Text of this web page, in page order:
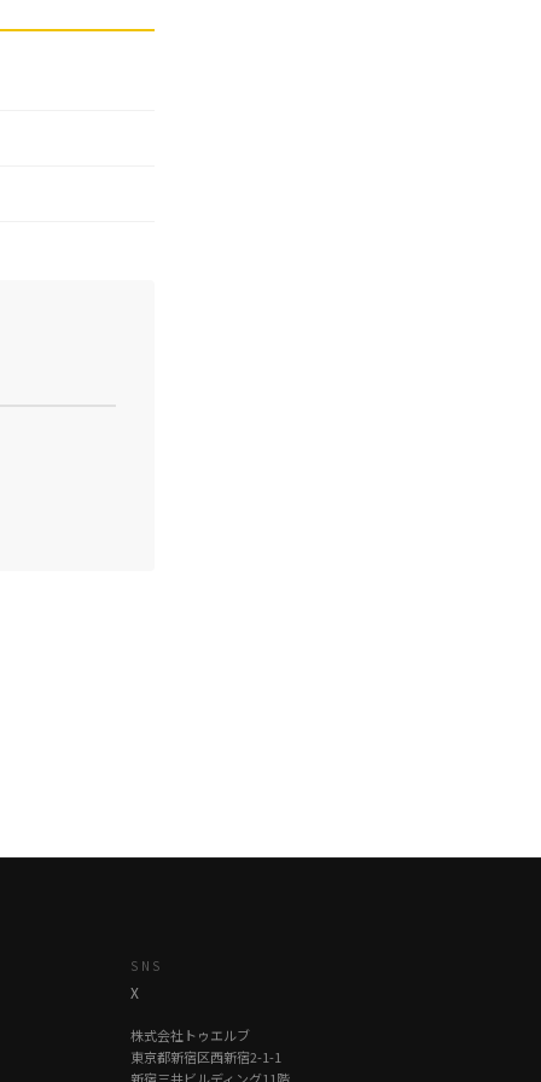
SNS
X
株式会社トゥエルブ
東京都新宿区西新宿2-1-1